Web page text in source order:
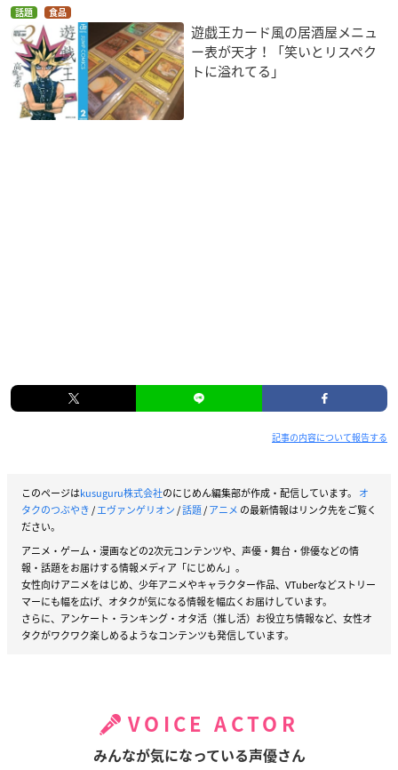
話題 食品
遊戯王カード風の居酒屋メニュ
ー表が天才！「笑いとリスペク
トに溢れてる」
記事の内容について報告する
このページはkusuguru株式会社のにじめん編集部が作成・配信しています。 オ
タクのつぶやき/エヴァンゲリオン/話題/アニメ の最新情報はリンク先をご覧く
ださい。
アニメ・ゲーム・漫画などの2次元コンテンツや、声優・舞台・俳優などの情
報・話題をお届けする情報メディア「にじめん」。
女性向けアニメをはじめ、少年アニメやキャラクター作品、VTuberなどストリー
マーにも幅を広げ、オタクが気になる情報を幅広くお届けしています。
さらに、アンケート・ランキング・オタ活（推し活）お役立ち情報など、女性オ
タクがワクワク楽しめるようなコンテンツも発信しています。
VOICE ACTOR
みんなが気になっている声優さん